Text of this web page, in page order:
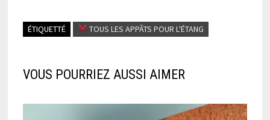
ÉTIQUETTÉ TOUS LES APPÂTS POUR L'ÉTANG
VOUS POURRIEZ AUSSI AIMER